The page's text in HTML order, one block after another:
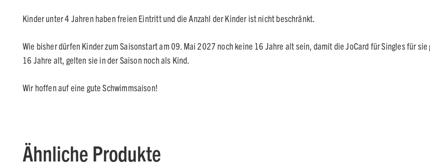
Kinder unter 4 Jahren haben freien Eintritt und die Anzahl der Kinder ist nicht beschränkt.
Wie bisher dürfen Kinder zum Saisonstart am 09. Mai 2027 noch keine 16 Jahre alt sein, damit die JoCard für Singles für
16 Jahre alt, gelten sie in der Saison noch als Kind.
Wir hoffen auf eine gute Schwimmsaison!
Ähnliche Produkte